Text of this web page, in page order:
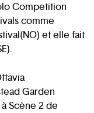
Competition
comme
et elle fait
Garden
Scène 2 de